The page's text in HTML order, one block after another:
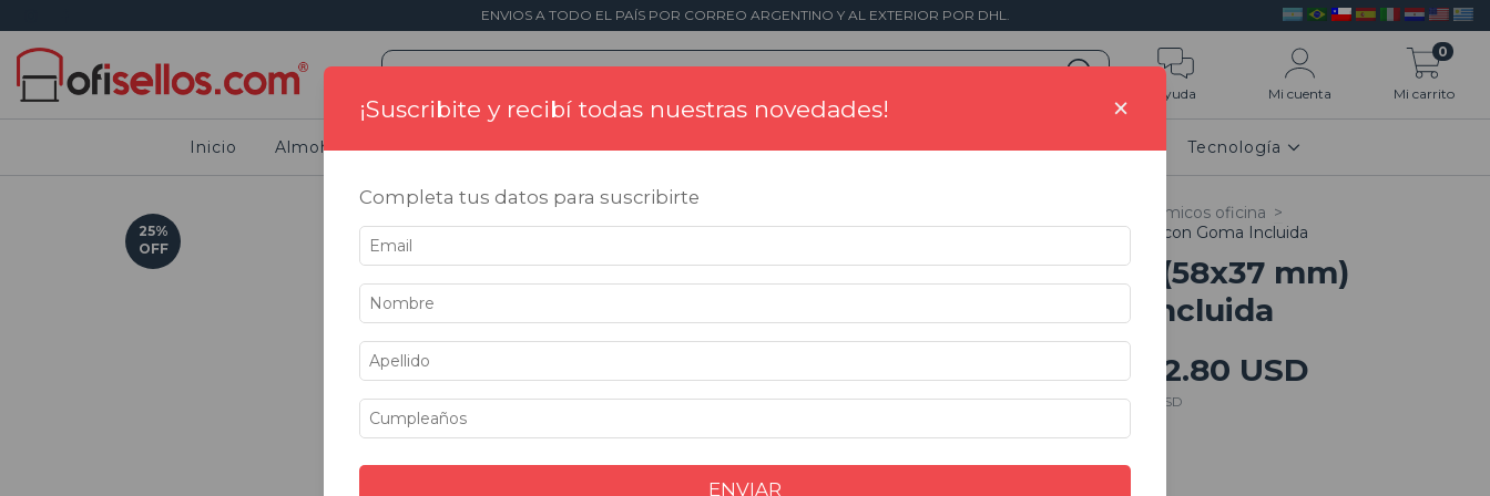
ENVIOS A TODO EL PAÍS POR CORREO ARGENTINO Y AL EXTERIOR POR DHL.
Ayuda Mi cuenta Mi carrito
0
Inicio Almohadillas Sellos Tintas Placas Conmemorativas Impresión 3D HOGAR Tecnología
25%
OFF
Ergonómicos oficina >
Colop 3600 (58x37 mm) con Goma Incluida
Colop 3600 (58x37 mm)
con Goma Incluida
$137.07 USD $102.80 USD
Precio sin impuestos$84.96 USD
¡Suscribite y recibí todas nuestras novedades! ×
Completa tus datos para suscribirte
ENVIAR